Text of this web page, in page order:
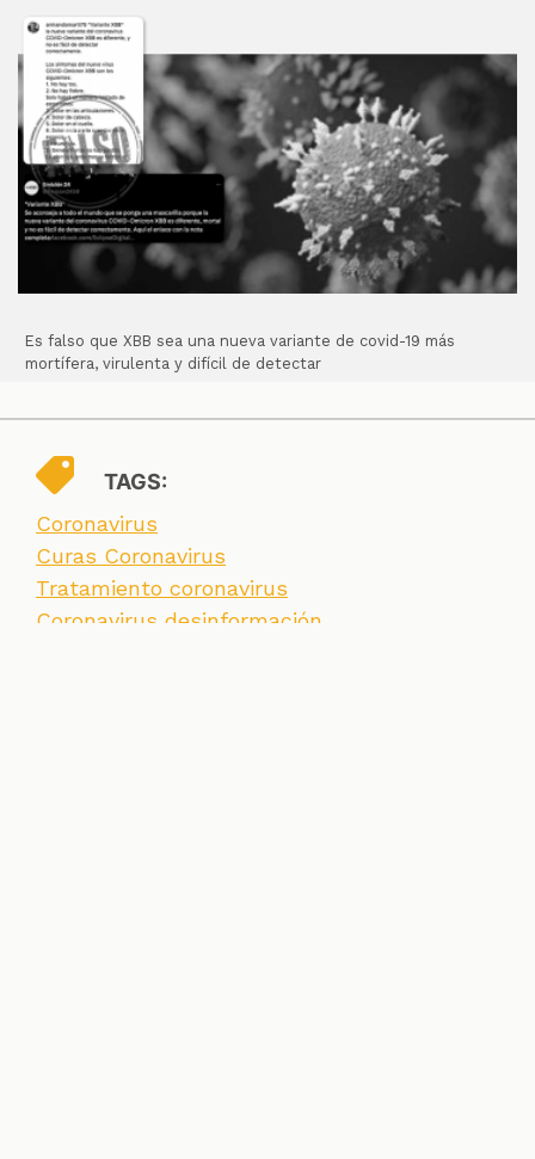
Es falso que XBB sea una nueva variante de covid-19 más
mortífera, virulenta y difícil de detectar
TAGS:
Coronavirus
Curas Coronavirus
Tratamiento coronavirus
Coronavirus desinformación